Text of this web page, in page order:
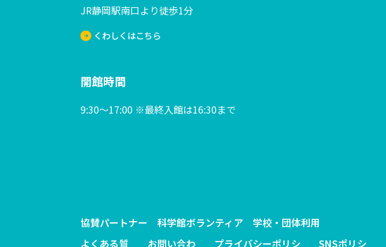
JR静岡駅南口より徒歩1分
くわしくはこちら
開館時間
9:30～17:00 ※最終入館は16:30まで
協賛パートナー 科学館ボランティア
学校・団体利用
よくある質
お問い合わ プライバシーポリシ SNSポリシ